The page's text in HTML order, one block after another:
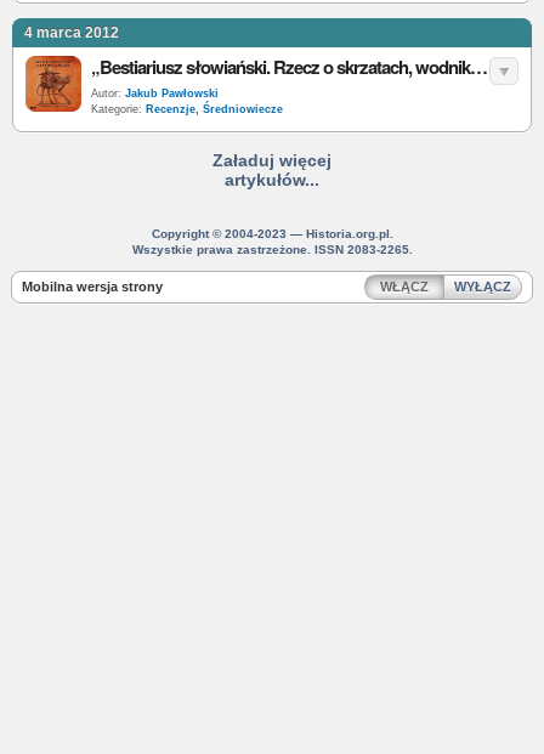
4 marca 2012
„Bestiariusz słowiański. Rzecz o skrzatach, wodnikach i rusałkach” – P. Zych, W. Vargas – recenzja
Autor: Jakub Pawłowski
Kategorie: Recenzje, Średniowiecze
Załaduj więcej
artykułów...
Copyright © 2004-2023 — Historia.org.pl.
Wszystkie prawa zastrzeżone. ISSN 2083-2265.
Mobilna wersja strony WŁĄCZ WYŁĄCZ